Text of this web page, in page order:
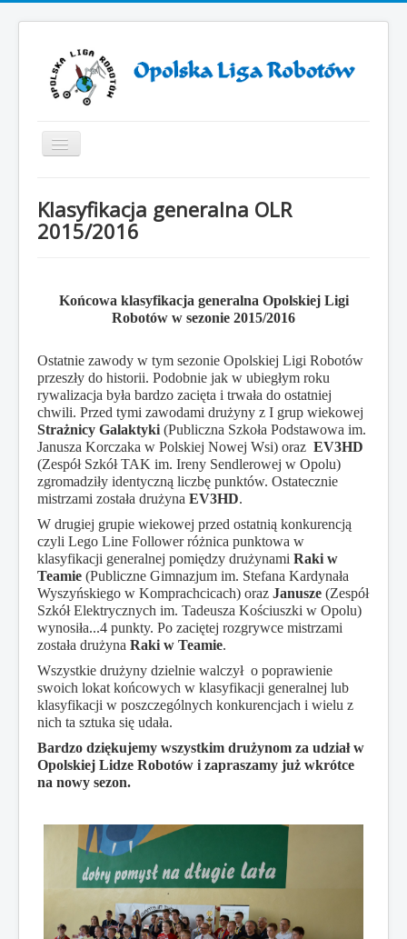
Toggle
Navigation
ZAWODY ROBOTÓW 2025
Sezon 2019/2021
Sezon 2017/2018
Sezon 2016/2017
Sezon 2015/2016
Sezon 2014/2015
Jesteś tutaj: Start Sezon 2015/2016
Klasyfikacja generalna OLR
2015/2016
Końcowa klasyfikacja generalna Opolskiej Ligi
Robotów w sezonie 2015/2016
Ostatnie zawody w tym sezonie Opolskiej Ligi Robotów
przeszły do historii. Podobnie jak w ubiegłym roku
rywalizacja była bardzo zacięta i trwała do ostatniej
chwili. Przed tymi zawodami drużyny z I grup wiekowej
Strażnicy Galaktyki (Publiczna Szkoła Podstawowa im.
Janusza Korczaka w Polskiej Nowej Wsi) oraz EV3HD
(Zespół Szkół TAK im. Ireny Sendlerowej w Opolu)
zgromadziły identyczną liczbę punktów. Ostatecznie
mistrzami została drużyna EV3HD.
W drugiej grupie wiekowej przed ostatnią konkurencją
czyli Lego Line Follower różnica punktowa w
klasyfikacji generalnej pomiędzy drużynami Raki w
Teamie (Publiczne Gimnazjum im. Stefana Kardynała
Wyszyńskiego w Komprachcicach) oraz Janusze (Zespół
Szkół Elektrycznych im. Tadeusza Kościuszki w Opolu)
wynosiła...4 punkty. Po zaciętej rozgrywce mistrzami
została drużyna Raki w Teamie.
Wszystkie drużyny dzielnie walczył o poprawienie
swoich lokat końcowych w klasyfikacji generalnej lub
klasyfikacji w poszczególnych konkurencjach i wielu z
nich ta sztuka się udała.
Bardzo dziękujemy wszystkim drużynom za udział w
Opolskiej Lidze Robotów i zapraszamy już wkrótce
na nowy sezon.